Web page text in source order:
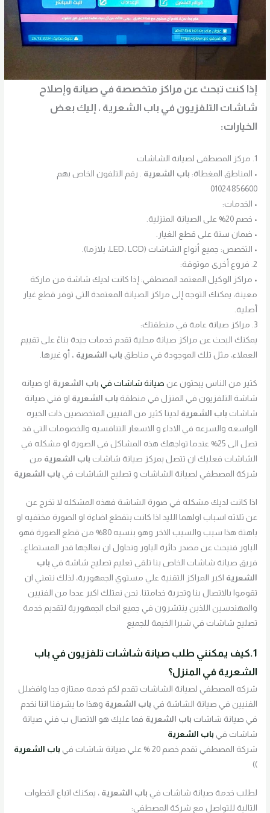
إذا كنت تبحث عن مراكز متخصصة في صيانة وإصلاح
شاشات التلفزيون في باب الشعرية ، إليك بعض
الخيارات:
1. مركز المصطفى لصيانة الشاشات
• المناطق المغطاة: باب الشعرية . رقم التلفون الخاص بهم
01024856600
• الخدمات:
• خصم 20% على الصيانة المنزلية.
• ضمان سنة على قطع الغيار.
• التخصص: جميع أنواع الشاشات (LED، LCD، بلازما).
2. فروع أخرى موثوقة:
• مراكز الوكيل المعتمد المصطفي: إذا كانت لديك شاشة من ماركة
معينة، يمكنك التوجه إلى مراكز الصيانة المعتمدة التي توفر قطع غيار
أصلية.
3. مراكز صيانة عامة في منطقتك:
يمكنك البحث عن مراكز صيانة محلية تقدم خدمات جيدة بناءً على تقييم
العملاء، مثل تلك الموجودة في مناطق باب الشعرية ، أو غيرها.
كثير من الناس يبحثون عن صيانة شاشات في باب الشعرية او صيانه
شاشة التلفزيون في المنزل في منطقة باب الشعرية او فني صيانة
شاشات باب الشعرية لدينا كثير من الفنيين المتخصصين ذات الخبره
الواسعه والسرعه في الاداء و الاسعار التنافسيه والخصومات التي قد
تصل الى 25% عندما تواجهك هذه المشاكل في الصورة او مشكله في
الشاشات فعليك ان تتصل بمركز صيانة شاشات باب الشعرية من
شركة المصطفي لصيانة الشاشات و تصليح الشاشات في باب الشعرية
اذا كانت لديك مشكله في صورة الشاشة فهذه المشكله لا تخرج عن
عن ثلاثه اسباب اولهما الليد اذا كانت بتقطع اضاءة او الصورة مختفيه او
باهتة هذا سبب والسبب الاخر وهو بنسبه 80% من قطع الصورة فهو
الباور فنبحث عن مصدر دائرة الباور ونحاول ان نعالجها قدر المستطاع..
فريق صيانة شاشات الخاص بنا تلقي تعليم تصليح شاشة في باب
الشعرية اكبر المراكز التقنية علي مستوي الجمهورية، لذلك نتمني ان
تقوموا بالاتصال بنا وتجربة خدامتنا. نحن نمتلك اكبر عددا من الفنيين
والمهندسين اللذين ينتشرون في جميع انحاء الجمهورية لتقديم خدمة
تصليح شاشات في شبرا الخيمة للجميع
1.كيف يمكنني طلب صيانة شاشات تلفزيون في
باب
الشعرية في المنزل؟
شركه المصطفي لصيانة الشاشات تقدم لكم خدمه ممتازه جدا وافضلل
الفنيين في صيانة الشاشة في باب الشعرية وهذا ما يشرفنا اننا نخدم
في صيانة شاشات باب الشعرية فما عليك هو الاتصال ب فني صيانة
شاشات في باب الشعرية
شركة المصطفي تقدم خصم 20 % علي صيانة شاشات في
باب الشعرية
))
لطلب خدمة صيانة شاشات في باب الشعرية ، يمكنك اتباع الخطوات
التالية للتواصل مع شركة المصطفى: